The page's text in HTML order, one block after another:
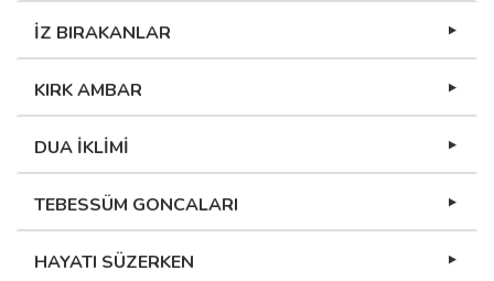
İZ BIRAKANLAR
KIRK AMBAR
DUA İKLİMİ
TEBESSÜM GONCALARI
HAYATI SÜZERKEN